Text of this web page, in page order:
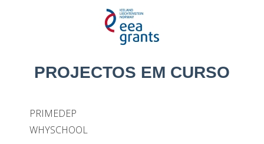
PROJECTOS EM CURSO
PRIMEDEP
WHYSCHOOL